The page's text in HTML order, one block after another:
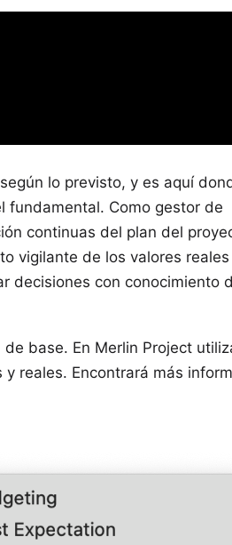
lo previsto, y es aquí
fundamental. Como gestor de
continuas del plan del
vigilante de los valores
decisiones con conocimiento
base. En Merlin Project
reales. Encontrará más